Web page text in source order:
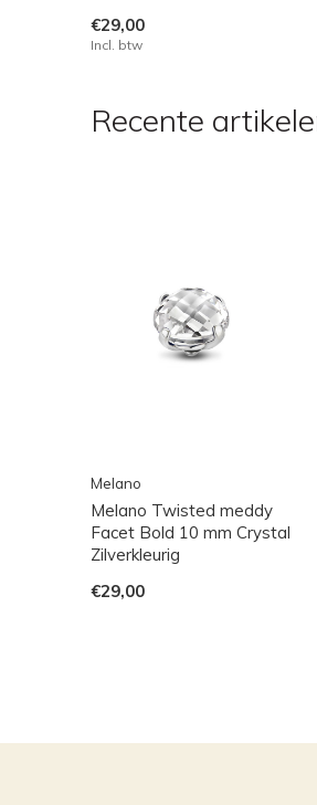
€29,00
Incl. btw
Recente
Melano
Melano Twisted meddy
Facet Bold 10 mm Crystal
Zilverkleurig
€29,00